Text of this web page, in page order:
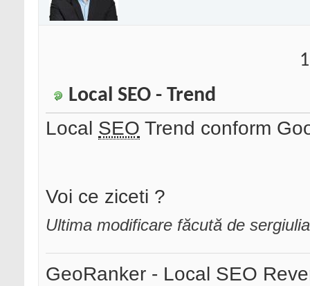
Local SEO - Trend
Local SEO Trend conform
Voi ce ziceti ?
Ultima modificare făcută de
GeoRanker - Local SEO